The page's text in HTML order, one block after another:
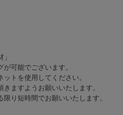
可能でございます。
ットを使用してください。
きますようお願いいたします。
限り短時間でお願いいたします。